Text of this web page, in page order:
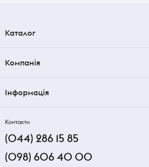
Каталог
Компанія
Інформація
Контакти
(044) 286 15 85
(098) 606 40 00